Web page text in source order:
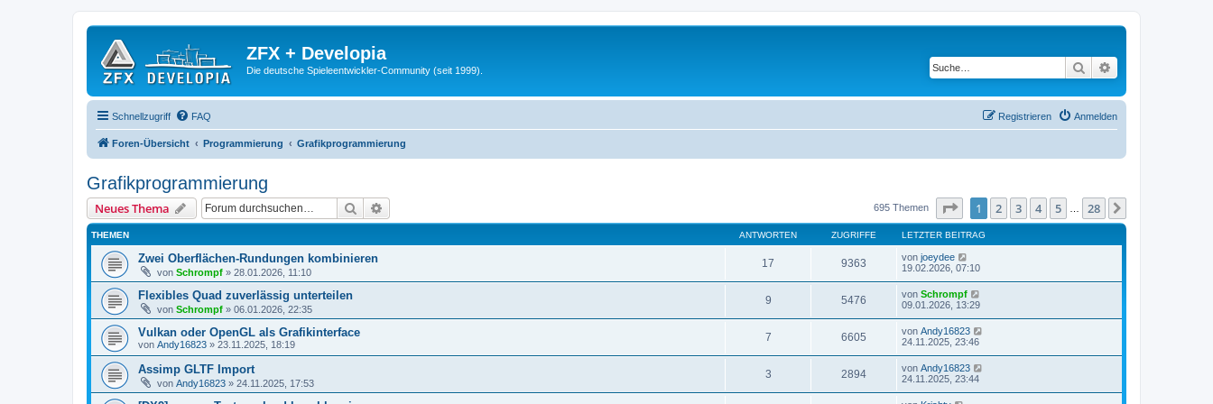
ZFX + Developia
Die deutsche Spieleentwickler-Community (seit 1999). Suche
Schnellzugriff FAQ Anmelden
Registrieren
Foren-Übersicht Programmierung Grafikprogrammierung
Grafikprogrammierung
Neues Thema Suche 695 Themen Seite von28
1 2 3 4 5 28
THEMEN ANTWORTEN ZUGRIFFE LETZTER BEITRAG
Zwei Oberflächen-Rundungen kombinieren
von Schrompf » 28.01.2026, 11:10
17 9363 von joeydee
19.02.2026, 07:10
Flexibles Quad zuverlässig unterteilen
von Schrompf » 06.01.2026, 22:35
9 5476 von Schrompf
09.01.2026, 13:29
Vulkan oder OpenGL als Grafikinterface
von Andy16823 » 23.11.2025, 18:19
7 6605 von Andy16823
24.11.2025, 23:46
Assimp GLTF Import
von Andy16823 » 24.11.2025, 17:53
3 2894 von Andy16823
24.11.2025, 23:44